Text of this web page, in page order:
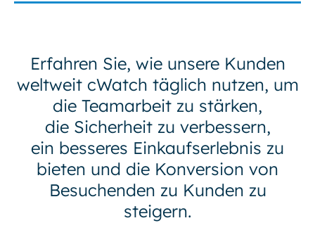
Erfahren Sie, wie unsere Kunden
weltweit cWatch täglich nutzen, um
die Teamarbeit zu stärken,
die Sicherheit zu verbessern,
ein besseres Einkaufserlebnis zu
bieten und die Konversion von
Besuchenden zu Kunden zu
steigern.